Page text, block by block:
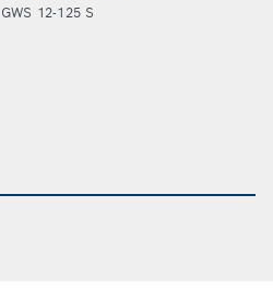
GWS 12-125 S